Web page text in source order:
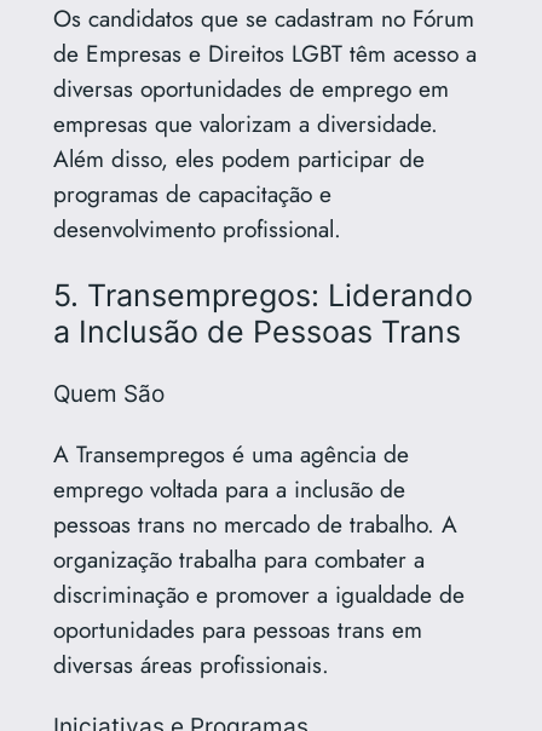
Os candidatos que se cadastram no Fórum
de Empresas e Direitos LGBT têm acesso a
diversas oportunidades de emprego em
empresas que valorizam a diversidade.
Além disso, eles podem participar de
programas de capacitação e
desenvolvimento profissional.
5. Transempregos: Liderando
a Inclusão de Pessoas Trans
Quem São
A Transempregos é uma agência de
emprego voltada para a inclusão de
pessoas trans no mercado de trabalho. A
organização trabalha para combater a
discriminação e promover a igualdade de
oportunidades para pessoas trans em
diversas áreas profissionais.